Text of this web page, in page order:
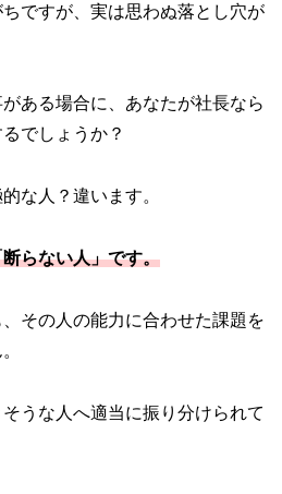
ですが、実は思わぬ落とし穴が
ある場合に、あなたが社長なら
でしょうか？
な人？違います。
らない人」です。
、その人の能力に合わせた課題を
うな人へ適当に振り分けられて